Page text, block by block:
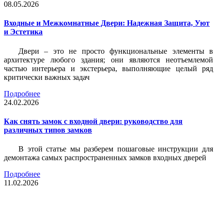
08.05.2026
Входные и Межкомнатные Двери: Надежная Защита, Уют
и Эстетика
Двери – это не просто функциональные элементы в
архитектуре любого здания; они являются неотъемлемой
частью интерьера и экстерьера, выполняющие целый ряд
критически важных задач
Подробнее
24.02.2026
Как снять замок с входной двери: руководство для
различных типов замков
В этой статье мы разберем пошаговые инструкции для
демонтажа самых распространенных замков входных дверей
Подробнее
11.02.2026